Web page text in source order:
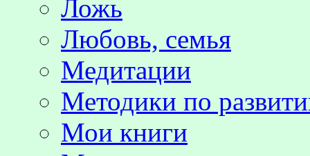
Ложь
Любовь, семья
Медитации
Методики по
Мои книги